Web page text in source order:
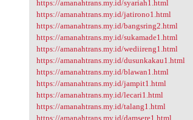
https://amanahtrans.my.id/syariah1.html
https://amanahtrans.my.id/jatirono1.html
https://amanahtrans.my.id/bangsring2.html
https://amanahtrans.my.id/sukamade1.html
https://amanahtrans.my.id/wediireng1.html
https://amanahtrans.my.id/dusunkakau1.html
https://amanahtrans.my.id/blawan1.html
https://amanahtrans.my.id/jampit1.html
https://amanahtrans.my.id/lecari1.html
https://amanahtrans.my.id/talang1.html
https://amanahtrans.my.id/damsere1.html